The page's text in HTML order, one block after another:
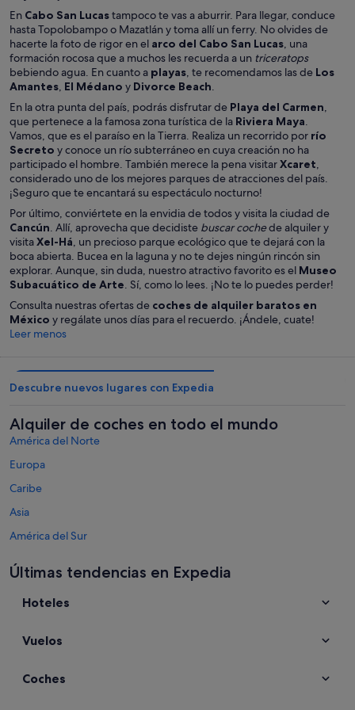
En Cabo San Lucastampoco te vas a aburrir. Para llegar, conduce
hasta Topolobampo o Mazatlán y toma allí un ferry. No olvides de
hacerte la foto de rigor en el arco del Cabo San Lucas , una
formación rocosa que a muchos les recuerda a un triceratops
bebiendo agua. En cuanto a playas , te recomendamos las de Los
Amantes El Médano y Divorce Beach
En la otra punta del país, podrás disfrutar de Playa del Carmen
que pertenece a la famosa zona turística de la Riviera Maya
Vamos, que es el paraíso en la Tierra. Realiza un recorrido por río
Secreto y conoce un río subterráneo en cuya creación no ha
participado el hombre. También merece la pena visitarXcaret
considerado uno de los mejores parques de atracciones del país.
¡Seguro que te encantará su espectáculo nocturno!
Por último, conviértete en la envidia de todos y visita la ciudad de
Cancún . Allí, aprovecha que decidiste buscar cochede alquiler y
visitaXel-Há , un precioso parque ecológico que te dejará con la
boca abierta. Bucea en la laguna y no te dejes ningún rincón sin
explorar. Aunque, sin duda, nuestro atractivo favorito es el Museo
Subacuático de Arte . Sí, como lo lees. ¡No te lo puedes perder!
Consulta nuestras ofertas de coches de alquiler baratos en
México y regálate unos días para el recuerdo. ¡Ándele, cuate!
Leer menos
Descubre nuevos lugares con Expedia
Alquiler de coches en todo el mundo
América del Norte
Europa
Caribe
Asia
América del Sur
África
Alquiler de coches en Cancún
Alquiler de coches en Playa del Carmen
Últimas tendencias en Expedia
Hoteles
Vuelos
Coches